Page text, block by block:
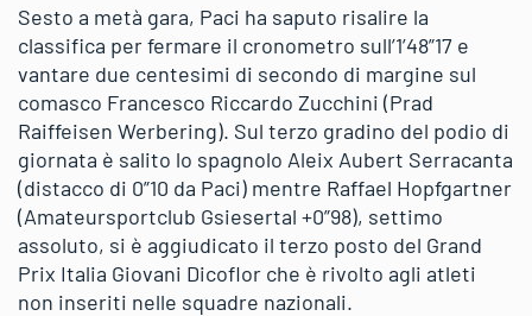
Sesto a metà gara, Paci ha saputo risalire la
classifica per fermare il cronometro sull’1’48”17 e
vantare due centesimi di secondo di margine sul
comasco Francesco Riccardo Zucchini (Prad
Raiffeisen Werbering). Sul terzo gradino del podio di
giornata è salito lo spagnolo Aleix Aubert Serracanta
(distacco di 0”10 da Paci) mentre Raffael Hopfgartner
(Amateursportclub Gsiesertal +0”98), settimo
assoluto, si è aggiudicato il terzo posto del Grand
Prix Italia Giovani Dicoflor che è rivolto agli atleti
non inseriti nelle squadre nazionali.